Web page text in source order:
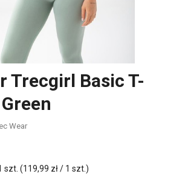
Trecgirl Basic T-
Wear
szt. (119,99 zł / 1 szt.)